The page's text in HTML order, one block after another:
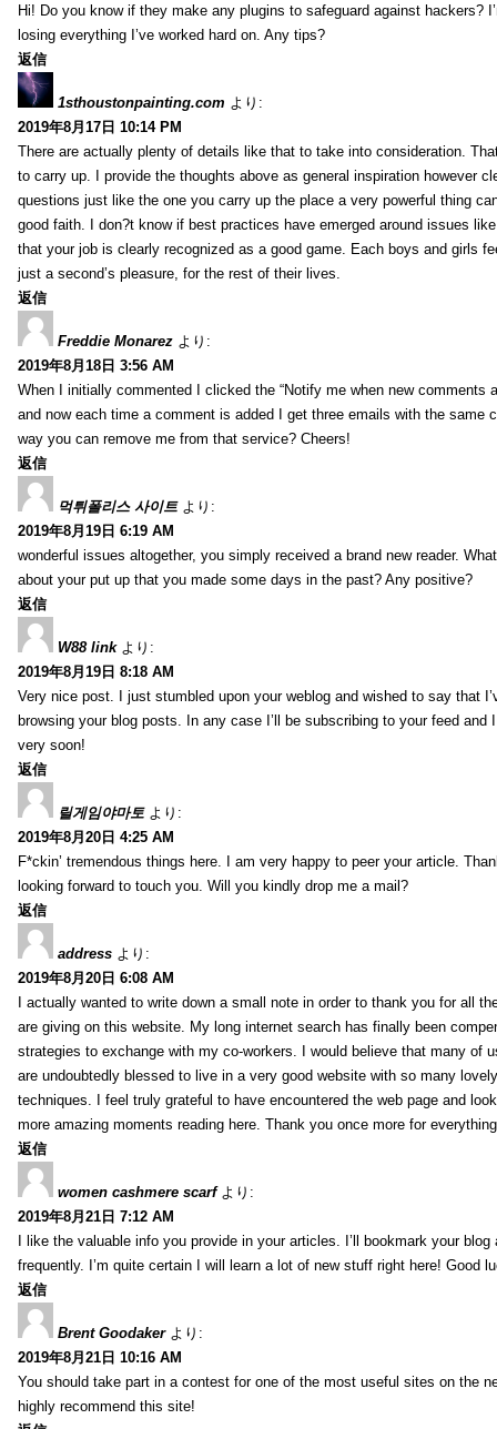
Hi! Do you know if they make any plugins to safeguard against hackers?
losing everything I’ve worked hard on. Any tips?
返信
1sthoustonpainting.com より:
2019年8月17日 10:14 PM
There are actually plenty of details like that to take into consideration.
to carry up. I provide the thoughts above as general inspiration however
questions just like the one you carry up the place a very powerful thing
good faith. I don?t know if best practices have emerged around issues
that your job is clearly recognized as a good game. Each boys and girls
just a second’s pleasure, for the rest of their lives.
返信
Freddie Monarez より:
2019年8月18日 3:56 AM
When I initially commented I clicked the “Notify me when new comments
and now each time a comment is added I get three emails with the same
way you can remove me from that service? Cheers!
返信
먹튀폴리스 사이트 より:
2019年8月19日 6:19 AM
wonderful issues altogether, you simply received a brand new reader.
about your put up that you made some days in the past? Any positive?
返信
W88 link より:
2019年8月19日 8:18 AM
Very nice post. I just stumbled upon your weblog and wished to say that
browsing your blog posts. In any case I’ll be subscribing to your feed and
very soon!
返信
릴게임야마토 より:
2019年8月20日 4:25 AM
F*ckin’ tremendous things here. I am very happy to peer your article.
looking forward to touch you. Will you kindly drop me a mail?
返信
address より:
2019年8月20日 6:08 AM
I actually wanted to write down a small note in order to thank you for all
are giving on this website. My long internet search has finally been
strategies to exchange with my co-workers. I would believe that many of
are undoubtedly blessed to live in a very good website with so many
techniques. I feel truly grateful to have encountered the web page and
more amazing moments reading here. Thank you once more for
返信
women cashmere scarf より:
2019年8月21日 7:12 AM
I like the valuable info you provide in your articles. I’ll bookmark your blog
frequently. I’m quite certain I will learn a lot of new stuff right here! Good
返信
Brent Goodaker より:
2019年8月21日 10:16 AM
You should take part in a contest for one of the most useful sites on the
highly recommend this site!